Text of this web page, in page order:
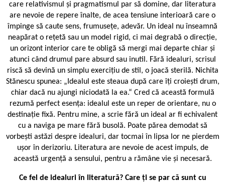
care relativismul și pragmatismul par să domine, dar literatura
are nevoie de repere înalte, de acea tensiune interioară care o
împinge să caute sens, frumusețe, adevăr. Un ideal nu înseamnă
neapărat o rețetă sau un model rigid, ci mai degrabă o direcție,
un orizont interior care te obligă să mergi mai departe chiar și
atunci când drumul pare absurd sau inutil. Fără idealuri, scrisul
riscă să devină un simplu exercițiu de stil, o joacă sterilă. Nichita
Stănescu spunea: „Idealul este steaua după care îți croiești drum,
chiar dacă nu ajungi niciodată la ea.“ Cred că această formulă
rezumă perfect esența: idealul este un reper de orientare, nu o
destinație fixă. Pentru mine, a scrie fără un ideal ar fi echivalent
cu a naviga pe mare fără busolă. Poate părea demodat să
vorbești astăzi despre idealuri, dar tocmai în lipsa lor ne pierdem
ușor în derizoriu. Literatura are nevoie de acest impuls, de
această urgență a sensului, pentru a rămâne vie și necesară.
Ce fel de idealuri în literatură? Care ți se par că sunt cu